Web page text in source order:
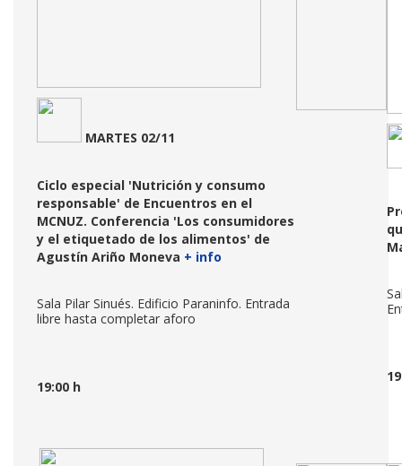
MARTES 02/11
Ciclo especial 'Nutrición y consumo
responsable' de Encuentros en el
MCNUZ. Conferencia 'Los consumidores
y el etiquetado de los alimentos' de
Agustín Ariño Moneva + info
Sala Pilar Sinués. Edificio Paraninfo. Entrada
libre hasta completar aforo
19:00 h